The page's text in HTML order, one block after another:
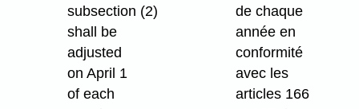
subsection (2)
shall be
adjusted
on April 1
of each
de chaque
année en
conformité
avec les
articles 166